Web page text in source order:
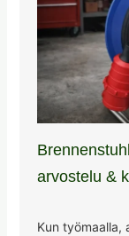
arvostelu &
Kun työmaalla,